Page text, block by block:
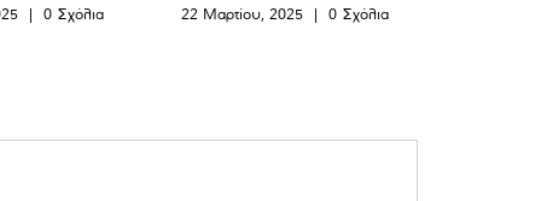
| 0 Σχόλια 22 Μαρτίου, 2025 | 0 Σχόλια